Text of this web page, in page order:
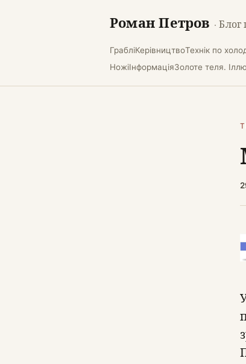
Роман Петров ·
ГрабліКерівництвоТехнік по
НожіІнформаціяЗолоте теля.